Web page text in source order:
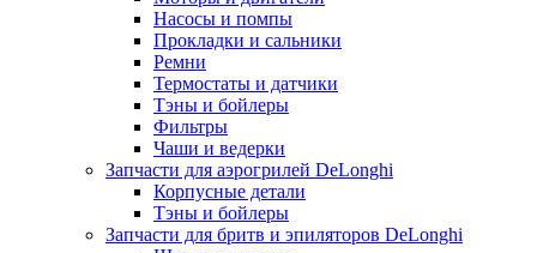
Насосы и помпы
Прокладки и сальники
Ремни
Термостаты и датчики
Тэны и бойлеры
Фильтры
Чаши и ведерки
Запчасти для аэрогрилей DeLonghi
Корпусные детали
Тэны и бойлеры
Запчасти для бритв и эпиляторов DeLonghi